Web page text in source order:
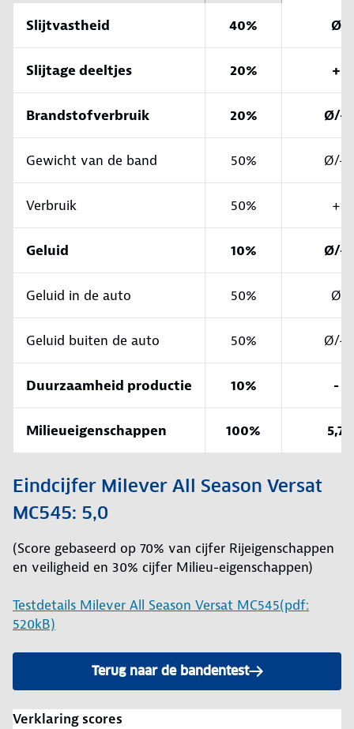
Slijtvastheid 40% Ø
Slijtage deeltjes 20% +
Brandstofverbruik 20% Ø/+
Gewicht van de band 50% Ø/+
Verbruik 50% +
Geluid 10% Ø/+
Geluid in de auto 50% Ø
Geluid buiten de auto 50% Ø/+
Duurzaamheid productie 10% -
Milieueigenschappen 100% 5,7
Eindcijfer Milever All Season Versat
MC545: 5,0
(Score gebaseerd op 70% van cijfer Rijeigenschappen
en veiligheid en 30% cijfer Milieu-eigenschappen)
Testdetails Milever All Season Versat MC545(pdf:
520kB)
Terug naar de bandentest
Verklaring scores